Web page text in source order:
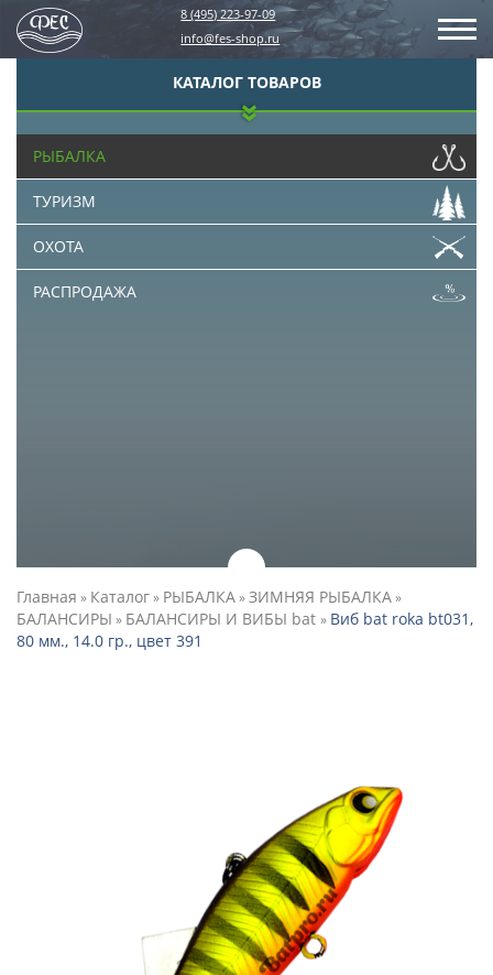
8 (495) 223-97-09
info@fes-shop.ru
КАТАЛОГ ТОВАРОВ
РЫБАЛКА
ТУРИЗМ
ОХОТА
РАСПРОДАЖА
Главная » Каталог» РЫБАЛКА»ЗИМНЯЯ РЫБАЛКА»
БАЛАНСИРЫ » БАЛАНСИРЫ И ВИБЫ bat » Виб bat roka bt031,
80 мм., 14.0 гр., цвет 391